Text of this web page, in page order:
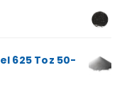
625 Toz 50-